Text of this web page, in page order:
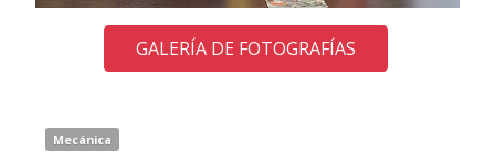
GALERÍA DE FOTOGRAFÍAS
Mecánica